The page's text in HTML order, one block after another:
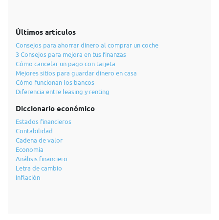
Últimos artículos
Consejos para ahorrar dinero al comprar un coche
3 Consejos para mejora en tus finanzas
Cómo cancelar un pago con tarjeta
Mejores sitios para guardar dinero en casa
Cómo funcionan los bancos
Diferencia entre leasing y renting
Diccionario económico
Estados financieros
Contabilidad
Cadena de valor
Economía
Análisis financiero
Letra de cambio
Inflación